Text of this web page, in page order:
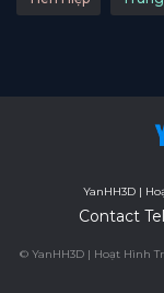
YanHH3D |
Contact
© YanHH3D | Hoạt Hình